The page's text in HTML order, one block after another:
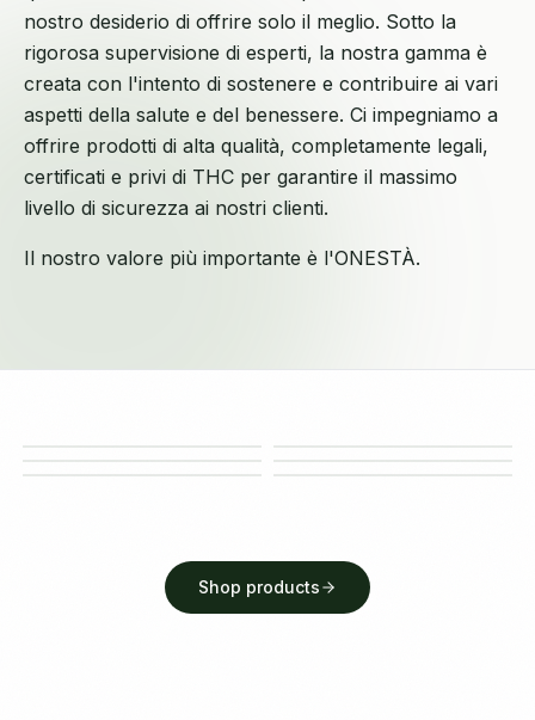
nostro desiderio di offrire solo il meglio. Sotto la
rigorosa supervisione di esperti, la nostra gamma è
creata con l'intento di sostenere e contribuire ai vari
aspetti della salute e del benessere. Ci impegniamo a
offrire prodotti di alta qualità, completamente legali,
certificati e privi di THC per garantire il massimo
livello di sicurezza ai nostri clienti.
Il nostro valore più importante è l'ONESTÀ.
Shop products